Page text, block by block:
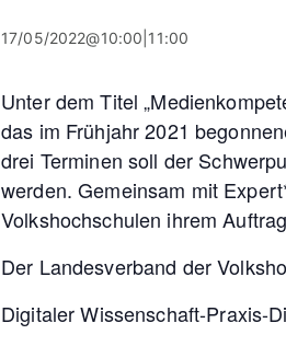
17/05/2022@10:00 11:00
Unter dem Titel
das im Frühjahr 2021
drei Terminen soll der
werden. Gemeinsam mit
Volkshochschulen ihrem
Der Landesverband der
Digitaler Wissenschaft-Praxis-